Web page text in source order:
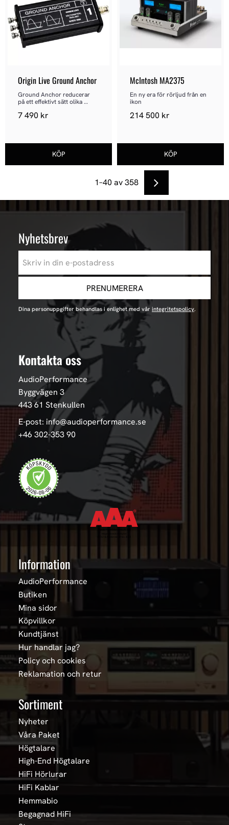
Origin Live Ground Anchor
Ground Anchor reducerar
på ett effektivt sätt olika
7 490 kr
McIntosh MA2375
En ny era för rörljud från en
ikon
214 500 kr
1–40av358
Nyhetsbrev
PRENUMERERA
Dina personuppgifter behandlas i enlighet med vår integritetspolicy.
Kontakta oss
AudioPerformance
Byggvägen 3
443 61 Stenkullen
E-post: info@audioperformance.se
+46 302-353 90
Information
AudioPerformance
Butiken
Mina sidor
Köpvillkor
Kundtjänst
Hur handlar jag?
Policy och cookies
Reklamation och retur
Sortiment
Nyheter
Våra Paket
Högtalare
High-End Högtalare
HiFi Hörlurar
HiFi Kablar
Hemmabio
Begagnad HiFi